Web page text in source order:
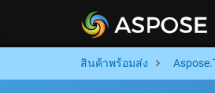
สินค้าพร้อมส่ง